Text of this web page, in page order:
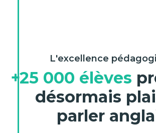
L'excellence
+25 000 élèves
désormais
parler